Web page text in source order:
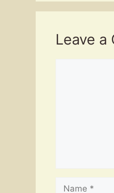
p
Leave a
Name